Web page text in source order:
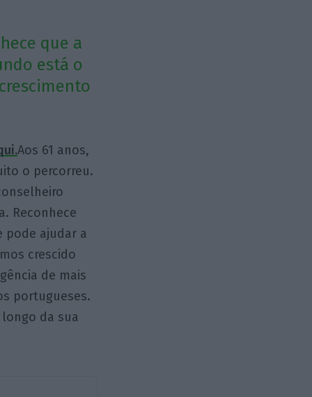
que a
está o
Aos 61 anos,
o percorreu.
Reconhece
pode ajudar a
crescido
de mais
portugueses.
da sua